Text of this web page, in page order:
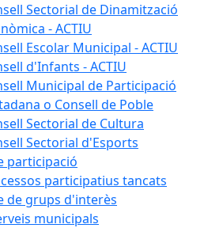
Sectorial de Dinamització
- ACTIU
Escolar Municipal - ACTIU
d'Infants - ACTIU
Municipal de Participació
o Consell de Poble
Sectorial de Cultura
Sectorial d'Esports
participació
participatius tancats
de grups d'interès
municipals